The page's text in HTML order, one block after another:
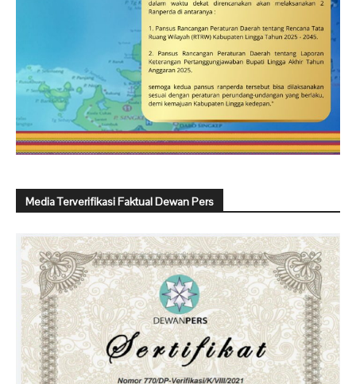
Media Terverifikasi Faktual Dewan Pers